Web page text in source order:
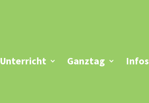
Unterricht Ganztag Infos